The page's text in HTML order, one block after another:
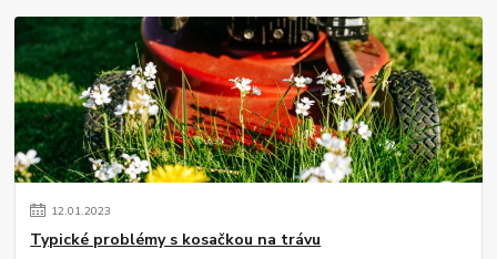
12.01.2023
Typické problémy s kosačkou na trávu